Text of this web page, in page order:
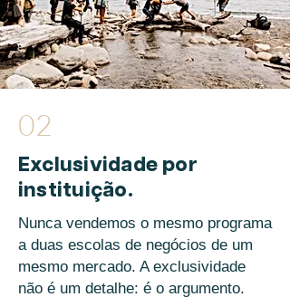
02
Exclusividade por
instituição.
Nunca vendemos o mesmo programa
a duas escolas de negócios de um
mesmo mercado. A exclusividade
não é um detalhe: é o argumento.